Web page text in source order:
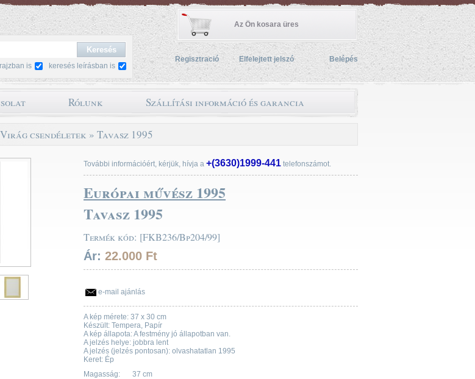
keresés leírásban is
is
Az Ön kosara üres
Regisztració Elfelejtett jelszó Belépés
Rólunk Szállítási információ és garancia
Virág csendéletek » Tavasz 1995
További információért, kérjük, hívja a +(3630)1999-441 telefonszámot.
Európai művész 1995
Tavasz 1995
Termék kód: [FKB236/Bp204/99]
Ár: 22.000 Ft
e-mail ajánlás
A kép mérete: 37 x 30 cm
Készült: Tempera, Papír
A kép állapota: A festmény jó állapotban van.
A jelzés helye: jobbra lent
A jelzés (jelzés pontosan): olvashatatlan 1995
Keret: Ép
Magasság:
37 cm